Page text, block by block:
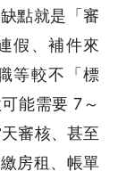
點就是「審
假、補件來
等較不「標
能需要 7～
審核、甚至
房租、帳單